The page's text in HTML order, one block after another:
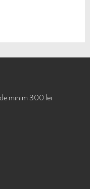
minim 300 lei